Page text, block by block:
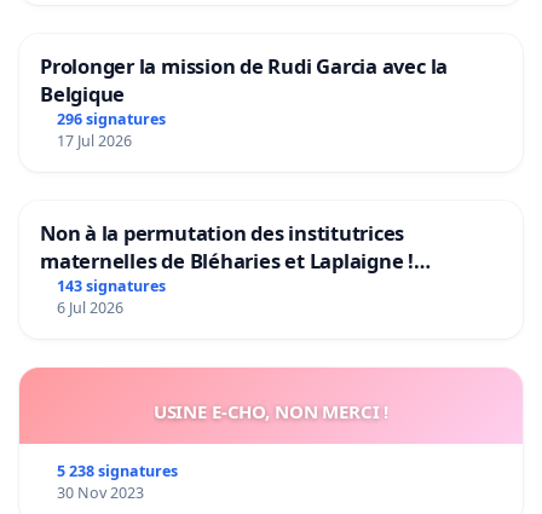
Prolonger la mission de Rudi Garcia avec la
Belgique
296 signatures
17 Jul 2026
Non à la permutation des institutrices
maternelles de Bléharies et Laplaigne !
Préservons la stabilité de nos enfants.
143 signatures
6 Jul 2026
USINE E-CHO, NON MERCI !
5 238 signatures
30 Nov 2023